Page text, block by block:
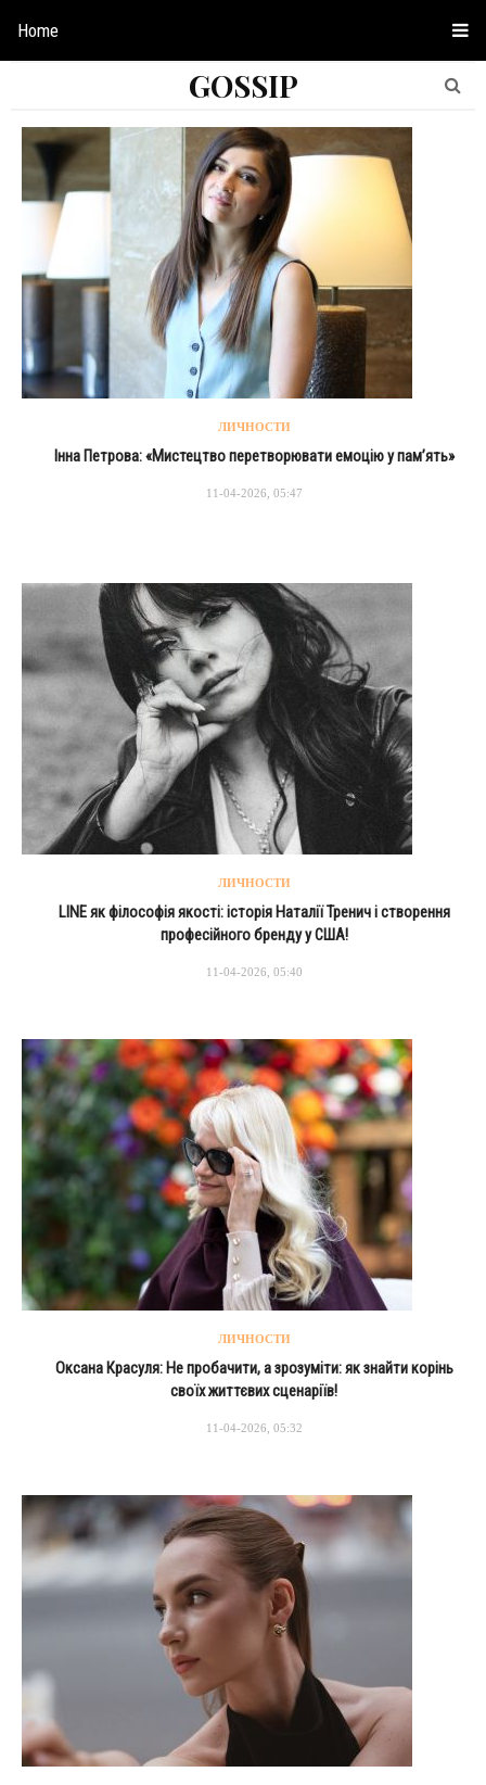
Home
GOSSIP
ЛИЧНОСТИ
Інна Петрова: «Мистецтво перетворювати емоцію у пам’ять»
11-04-2026, 05:47
ЛИЧНОСТИ
LINE як філософія якості: історія Наталії Тренич і створення
професійного бренду у США!
11-04-2026, 05:40
ЛИЧНОСТИ
Оксана Красуля: Не пробачити, а зрозуміти: як знайти корінь
своїх життєвих сценаріїв!
11-04-2026, 05:32